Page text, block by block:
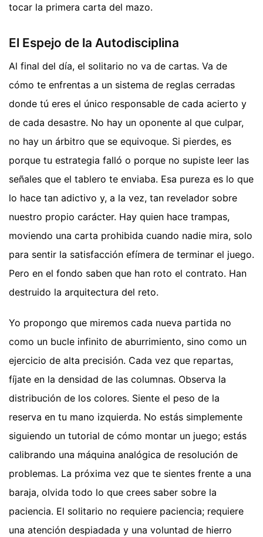
tocar la primera carta del mazo.
El Espejo de la Autodisciplina
Al final del día, el solitario no va de cartas. Va de
cómo te enfrentas a un sistema de reglas cerradas
donde tú eres el único responsable de cada acierto y
de cada desastre. No hay un oponente al que culpar,
no hay un árbitro que se equivoque. Si pierdes, es
porque tu estrategia falló o porque no supiste leer las
señales que el tablero te enviaba. Esa pureza es lo que
lo hace tan adictivo y, a la vez, tan revelador sobre
nuestro propio carácter. Hay quien hace trampas,
moviendo una carta prohibida cuando nadie mira, solo
para sentir la satisfacción efímera de terminar el juego.
Pero en el fondo saben que han roto el contrato. Han
destruido la arquitectura del reto.
Yo propongo que miremos cada nueva partida no
como un bucle infinito de aburrimiento, sino como un
ejercicio de alta precisión. Cada vez que repartas,
fíjate en la densidad de las columnas. Observa la
distribución de los colores. Siente el peso de la
reserva en tu mano izquierda. No estás simplemente
siguiendo un tutorial de cómo montar un juego; estás
calibrando una máquina analógica de resolución de
problemas. La próxima vez que te sientes frente a una
baraja, olvida todo lo que crees saber sobre la
paciencia. El solitario no requiere paciencia; requiere
una atención despiadada y una voluntad de hierro